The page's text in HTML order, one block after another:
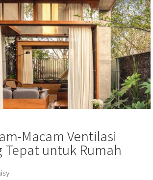
Macam Ventilasi
Tepat untuk Rumah